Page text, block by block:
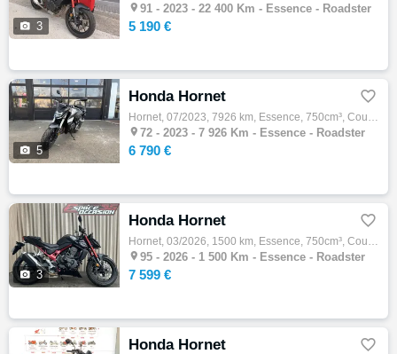
 3
 91 - 2023 - 22 400 Km - Essence - Roadster
5 190 €
 5
Honda Hornet 
Hornet, 07/2023, 7926 km, Essence, 750cm³, Couleur gris, 6790 € Equipements : ?? Honda CB750 Hornet ? Mise en circulation : 18/07/2023 ? Ki…
 72 - 2023 - 7 926 Km - Essence - Roadster
6 790 €
 3
Honda Hornet 
Hornet, 03/2026, 1500 km, Essence, 750cm³, Couleur noir, 7599 € Equipements : Honda Hornet 750, 03/2026, 1500kms, noire. Véhicule de démons…
 95 - 2026 - 1 500 Km - Essence - Roadster
7 599 €
Honda Hornet 